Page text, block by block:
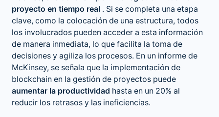
proyecto en tiempo real . Si se completa una etapa
clave, como la colocación de una estructura, todos
los involucrados pueden acceder a esta información
de manera inmediata, lo que facilita la toma de
decisiones y agiliza los procesos. En un informe de
McKinsey, se señala que la implementación de
blockchain en la gestión de proyectos puede
aumentar la productividad hasta en un 20% al
reducir los retrasos y las ineficiencias.